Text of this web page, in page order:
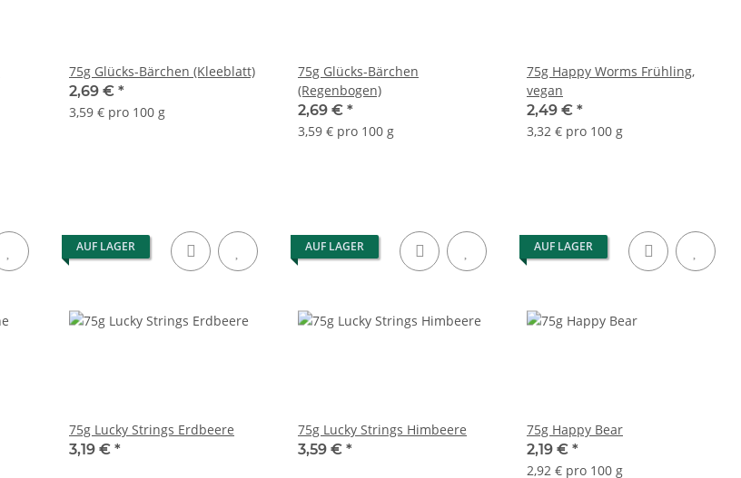
75g Glücks-Bärchen (Kleeblatt)
2,69 € *
3,59 € pro 100 g
75g Glücks-Bärchen
(Regenbogen)
2,69 € *
3,59 € pro 100 g
75g Happy Worms Frühling,
vegan
2,49 € *
3,32 € pro 100 g
AUF LAGER
75g Lucky Strings Erdbeere
3,19 € *
AUF LAGER
75g Lucky Strings Himbeere
3,59 € *
AUF LAGER
75g Happy Bear
2,19 € *
2,92 € pro 100 g